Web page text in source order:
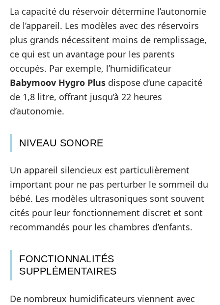
La capacité du réservoir détermine l’autonomie
de l’appareil. Les modèles avec des réservoirs
plus grands nécessitent moins de remplissage,
ce qui est un avantage pour les parents
occupés. Par exemple, l’humidificateur
Babymoov Hygro Plus dispose d’une capacité
de 1,8 litre, offrant jusqu’à 22 heures
d’autonomie.
NIVEAU SONORE
Un appareil silencieux est particulièrement
important pour ne pas perturber le sommeil du
bébé. Les modèles ultrasoniques sont souvent
cités pour leur fonctionnement discret et sont
recommandés pour les chambres d’enfants.
FONCTIONNALITÉS
SUPPLÉMENTAIRES
De nombreux humidificateurs viennent avec